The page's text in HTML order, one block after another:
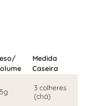
Medida
Caseira
3 colheres
(chá)